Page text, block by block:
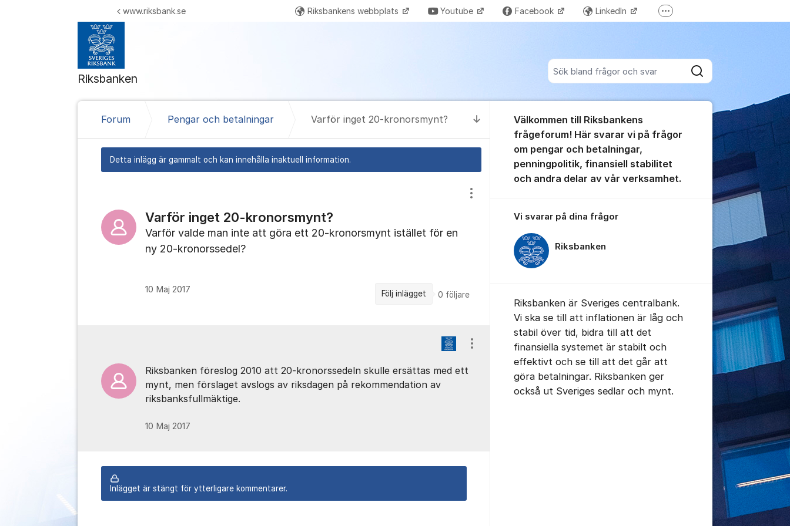
Riksbanken
Sök bland alla inlägg
Sök
www.riksbank.se Riksbankens webbplats Youtube Facebook LinkedIn Fler supportlänkar
Till senaste kommentaren
Forum Pengar och betalningar Varför inget 20-kronorsmynt?
Detta inlägg är gammalt och kan innehålla inaktuell information.
Varför inget 20-kronorsmynt?
Visa/dölj inställningar för inlägg/kommentar
Varför valde man inte att göra ett 20-kronorsmynt istället för en
ny 20-kronorssedel?
10 Maj 2017 Följ inlägget 0 följare
Riksbanken föreslog 2010 att 20-kronorssedeln skulle ersättas med ett
mynt, men förslaget avslogs av riksdagen på rekommendation av
riksbanksfullmäktige.
10 Maj 2017
Visa/dölj inställningar för inlägg/kommentar
Inlägget är stängt för ytterligare kommentarer.
Välkommen till Riksbankens
frågeforum! Här svarar vi på frågor
om pengar och betalningar,
penningpolitik, finansiell stabilitet
och andra delar av vår verksamhet.
Vi svarar på dina frågor
Riksbanken
Riksbanken är Sveriges centralbank.
Vi ska se till att inflationen är låg och
stabil över tid, bidra till att det
finansiella systemet är stabilt och
effektivt och se till att det går att
göra betalningar. Riksbanken ger
också ut Sveriges sedlar och mynt.